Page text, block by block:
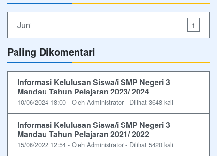
Juni 1
Paling Dikomentari
Informasi Kelulusan Siswa/i SMP Negeri 3
Mandau Tahun Pelajaran 2023/ 2024
10/06/2024 18:00 - Oleh Administrator - Dilihat 3648 kali
Informasi Kelulusan Siswa/i SMP Negeri 3
Mandau Tahun Pelajaran 2021/ 2022
15/06/2022 12:54 - Oleh Administrator - Dilihat 5420 kali